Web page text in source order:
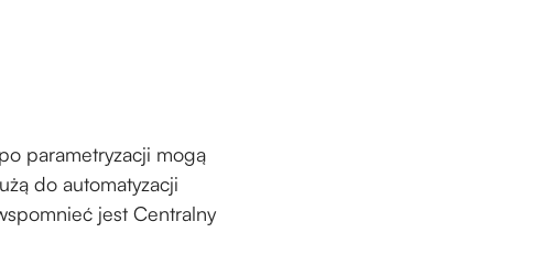
parametryzacji mogą
do automatyzacji
jest Centralny